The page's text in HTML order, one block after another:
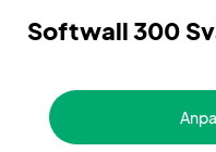
Softwall 300